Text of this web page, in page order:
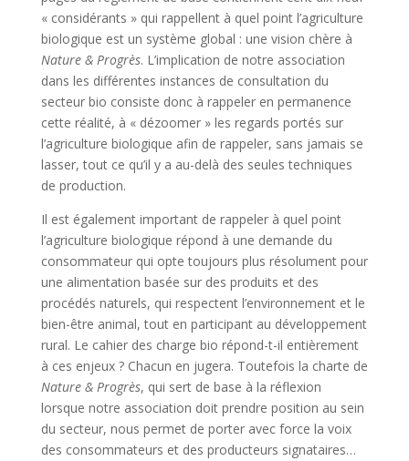
« considérants » qui rappellent à quel point l’agriculture
biologique est un système global : une vision chère à
Nature & Progrès. L’implication de notre association
dans les différentes instances de consultation du
secteur bio consiste donc à rappeler en permanence
cette réalité, à « dézoomer » les regards portés sur
l’agriculture biologique afin de rappeler, sans jamais se
lasser, tout ce qu’il y a au-delà des seules techniques
de production.
Il est également important de rappeler à quel point
l’agriculture biologique répond à une demande du
consommateur qui opte toujours plus résolument pour
une alimentation basée sur des produits et des
procédés naturels, qui respectent l’environnement et le
bien-être animal, tout en participant au développement
rural. Le cahier des charge bio répond-t-il entièrement
à ces enjeux ? Chacun en jugera. Toutefois la charte de
Nature & Progrès, qui sert de base à la réflexion
lorsque notre association doit prendre position au sein
du secteur, nous permet de porter avec force la voix
des consommateurs et des producteurs signataires…